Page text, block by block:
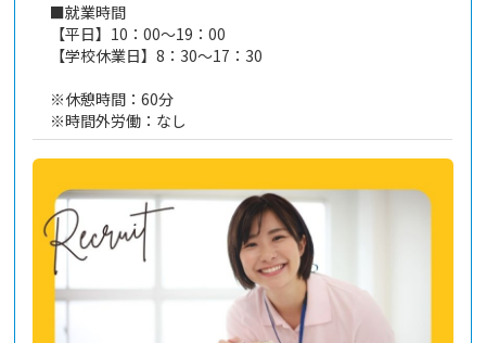
■就業時間
【平日】10：00～19：00
【学校休業日】8：30～17：30
※休憩時間：60分
※時間外労働：なし